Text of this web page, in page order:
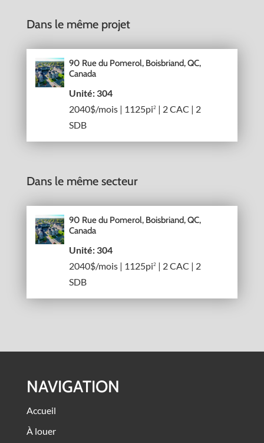
Dans le même projet
90 Rue du Pomerol, Boisbriand, QC,
Canada
Unité: 304
2040$/mois | 1125pi2 | 2 CAC | 2
SDB
Dans le même secteur
90 Rue du Pomerol, Boisbriand, QC,
Canada
Unité: 304
2040$/mois | 1125pi2 | 2 CAC | 2
SDB
NAVIGATION
Accueil
À louer